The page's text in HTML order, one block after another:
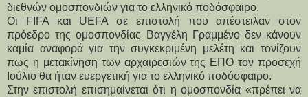
διεθνών ομοσπονδιών για το ελληνικό ποδόσφαιρο.
Οι FIFA και UEFA σε επιστολή που απέστειλαν στον
πρόεδρο της ομοσπονδίας Βαγγέλη Γραμμένο δεν κάνουν
καμία αναφορά για την συγκεκριμένη μελέτη και τονίζουν
πως η μετακίνηση των αρχαιρεσιών της ΕΠΟ τον προσεχή
Ιούλιο θα ήταν ευεργετική για το ελληνικό ποδόσφαιρο.
Στην επιστολή επισημαίνεται ότι η ομοσπονδία «πρέπει να